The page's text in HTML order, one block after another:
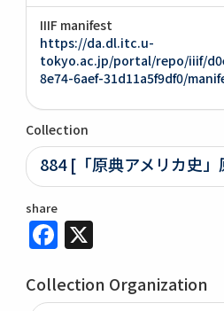
IIIF manifest
https://da.dl.itc.u-
tokyo.ac.jp/portal/repo/iiif/
8e74-6aef-31d11a5f9df0/
Collection
884 [「原典アメリカ史
share
Facebook
Collection Organization